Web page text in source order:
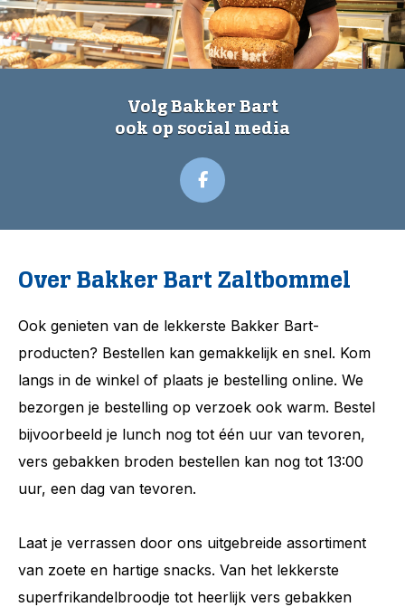
Volg Bakker Bart
ook op social media
Over Bakker Bart Zaltbommel
Ook genieten van de lekkerste Bakker Bart-
producten? Bestellen kan gemakkelijk en snel. Kom
langs in de winkel of plaats je bestelling online. We
bezorgen je bestelling op verzoek ook warm. Bestel
bijvoorbeeld je lunch nog tot één uur van tevoren,
vers gebakken broden bestellen kan nog tot 13:00
uur, een dag van tevoren.
Laat je verrassen door ons uitgebreide assortiment
van zoete en hartige snacks. Van het lekkerste
superfrikandelbroodje tot heerlijk vers gebakken